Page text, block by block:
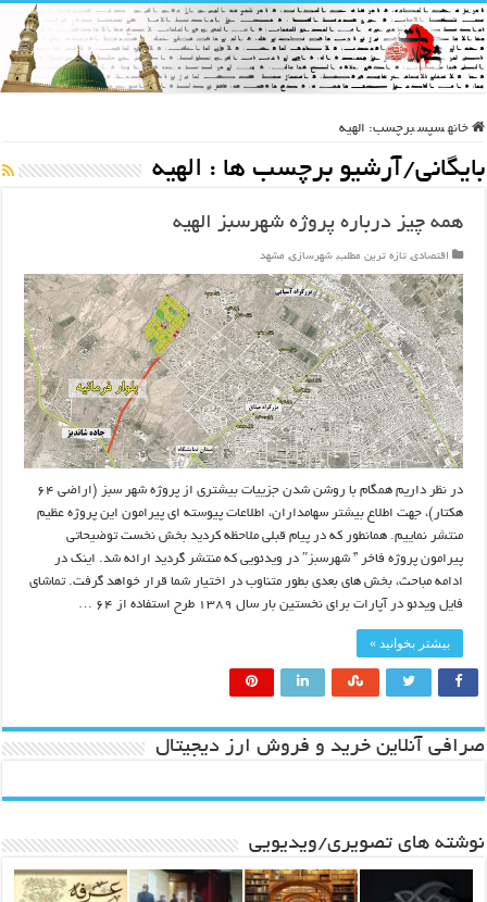
خانه سپس برچسب: الهیه
بایگانی/آرشیو برچسب ها : الهیه
همه چیز درباره پروژه شهرسبز الهیه
اقتصادی, تازه ترین مطلب, شهرسازی, مشهد
در نظر داریم همگام با روشن شدن جزییات بیشتری از پروژه شهر سبز (اراضی ۶۴
هکتار)، جهت اطلاع بیشتر سهامداران، اطلاعات پیوسته ای پیرامون این پروژه عظیم
منتشر نماییم. همانطور که در پیام قبلی ملاحظه کردید بخش نخست توضیحاتی
پیرامون پروژه فاخر ” شهرسبز″ در ویدئویی که منتشر گردید ارائه شد. اینک در
ادامه مباحث، بخش های بعدی بطور متناوب در اختیار شما قرار خواهد گرفت. تماشای
فایل ویدئو در آپارات برای نخستین بار سال ۱۳۸۹ طرح استفاده از ۶۴ …
بیشتر بخوانید »
صرافی آنلاین خرید و فروش ارز دیجیتال
نوشته های تصویری/ویدیویی